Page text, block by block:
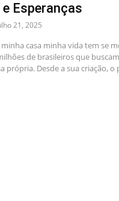
e Esperanças
21, 2025
casa minha vida tem se
de brasileiros que
própria. Desde a sua criação,